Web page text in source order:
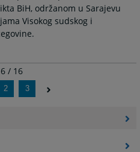
BiH, održanom u Sarajevu
Visokog sudskog i
/ 16
2 3